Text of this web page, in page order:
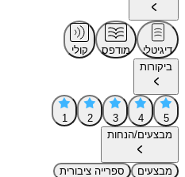
דיגיטלי מודפס
קולי
ביקורות
5
4
3
2
1
מבצעים/הנחות
מבצעים ספרייה ציבורית